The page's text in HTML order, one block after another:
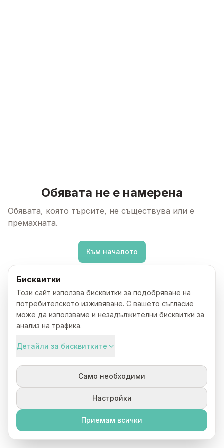
Обявата не е намерена
Обявата, която търсите, не съществува или е
премахната.
Към началото
Бисквитки
Този сайт използва бисквитки за подобряване на
потребителското изживяване. С вашето съгласие
може да използваме и незадължителни бисквитки за
анализ на трафика.
Детайли за бисквитките
Само необходими
Настройки
Приемам всички